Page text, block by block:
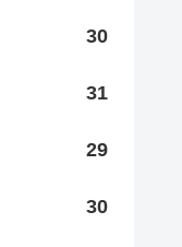
30
31
29
30